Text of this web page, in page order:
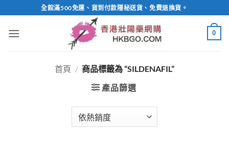
to
content
全館滿500免運、貨到付款隱秘送貨、免費退換貨。
0
首頁 / 商品標籤為 “SILDENAFIL”
產品篩選